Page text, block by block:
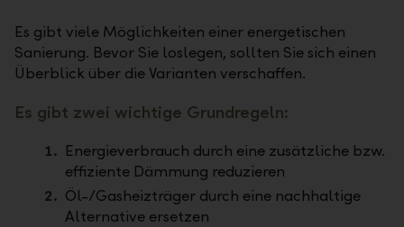
Es gibt viele Möglichkeiten einer energetischen
Sanierung. Bevor Sie loslegen, sollten Sie sich einen
Überblick über die Varianten verschaffen.
Es gibt zwei wichtige Grundregeln:
Energieverbrauch durch eine zusätzliche bzw.
effiziente Dämmung reduzieren
Öl-/Gasheizträger durch eine nachhaltige
Alternative ersetzen